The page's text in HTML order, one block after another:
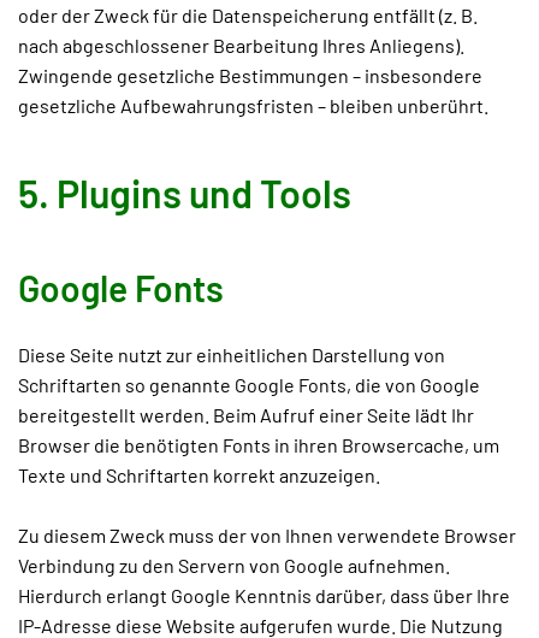
oder der Zweck für die Datenspeicherung entfällt (z. B.
nach abgeschlossener Bearbeitung Ihres Anliegens).
Zwingende gesetzliche Bestimmungen – insbesondere
gesetzliche Aufbewahrungsfristen – bleiben unberührt.
5. Plugins und Tools
Google Fonts
Diese Seite nutzt zur einheitlichen Darstellung von
Schriftarten so genannte Google Fonts, die von Google
bereitgestellt werden. Beim Aufruf einer Seite lädt Ihr
Browser die benötigten Fonts in ihren Browsercache, um
Texte und Schriftarten korrekt anzuzeigen.
Zu diesem Zweck muss der von Ihnen verwendete Browser
Verbindung zu den Servern von Google aufnehmen.
Hierdurch erlangt Google Kenntnis darüber, dass über Ihre
IP-Adresse diese Website aufgerufen wurde. Die Nutzung